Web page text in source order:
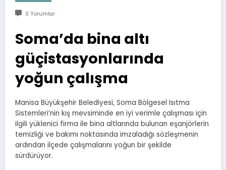
0 Yorumlar
Soma’da bina altı
güçistasyonlarında
yoğun çalışma
Manisa Büyükşehir Belediyesi, Soma Bölgesel Isıtma
Sistemleri’nin kış mevsiminde en iyi verimle çalışması için
ilgili yüklenici firma ile bina altlarında bulunan eşanjörlerin
temizliği ve bakımı noktasında imzaladığı sözleşmenin
ardından ilçede çalışmalarını yoğun bir şekilde
sürdürüyor.